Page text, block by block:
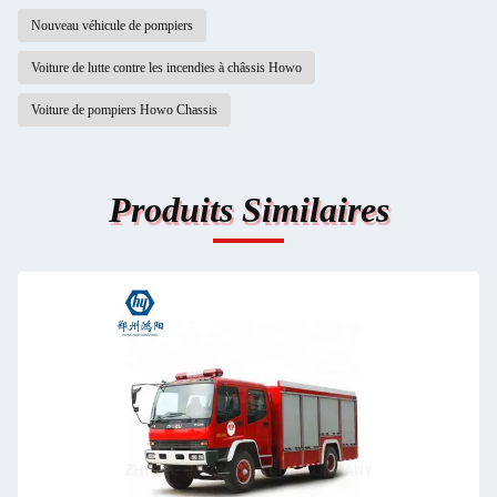
Nouveau véhicule de pompiers
Voiture de lutte contre les incendies à châssis Howo
Voiture de pompiers Howo Chassis
Produits Similaires